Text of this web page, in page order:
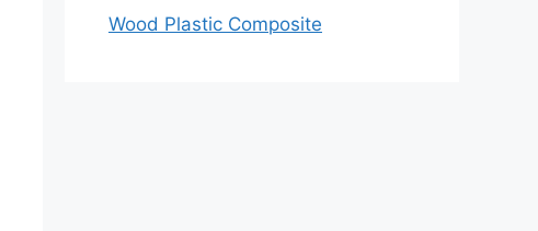
Wood Plastic Composite